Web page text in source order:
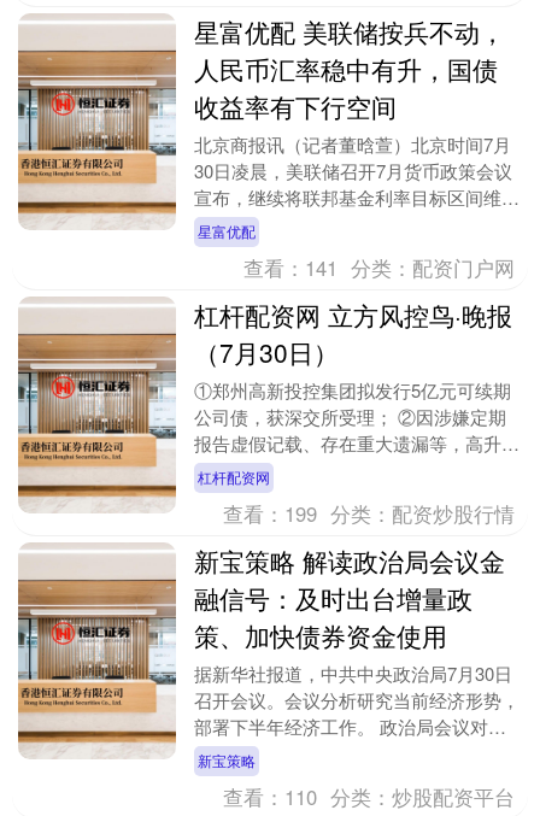
星富优配 美联储按兵不动，
人民币汇率稳中有升，国债
收益率有下行空间
北京商报讯（记者董晗萱）北京时间7月
30日凌晨，美联储召开7月货币政策会议
宣布，继续将联邦基金利率目标区间维持
在3.5%至3.75%之间不变。这一今年连续
第5次....
星富优配
查看： 141 分类： 配资门户网
杠杆配资网 立方风控鸟·晚报
（7月30日）
①郑州高新投控集团拟发行5亿元可续期
公司债，获深交所受理； ②因涉嫌定期
报告虚假记载、存在重大遗漏等，高升控
股被湖北证监局警告并罚1200万元； ③
因未按规定计....
杠杆配资网
查看： 199 分类： 配资炒股行情
新宝策略 解读政治局会议金
融信号：及时出台增量政
策、加快债券资金使用
据新华社报道，中共中央政治局7月30日
召开会议。会议分析研究当前经济形势，
部署下半年经济工作。 政治局会议对当
前经济形势作出判断，并提出做好下半年
经济工作，要加....
新宝策略
查看： 110 分类：炒股配资平台